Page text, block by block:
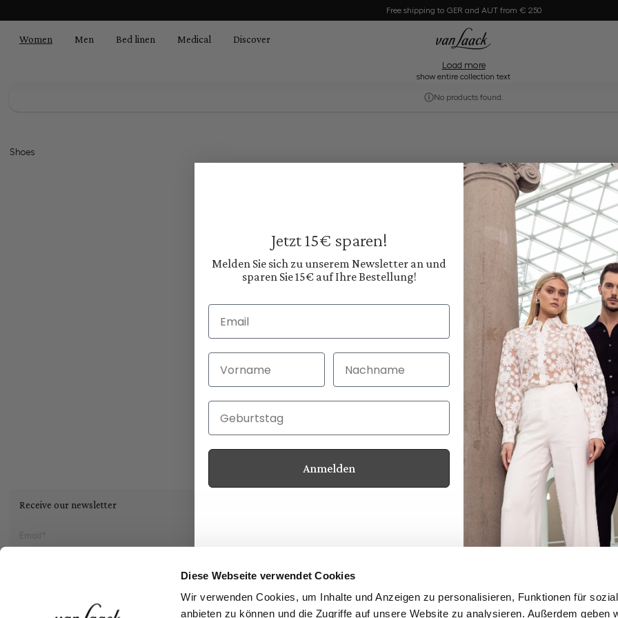
Diese Webseite verwendet Cookies
Wir verwenden Cookies, um Inhalte und Anzeigen zu personalisieren, Funktionen für
anbieten zu können und die Zugriffe auf unsere Website zu analysieren. Außerdem geben
Free shipping to GER and AUT from € 250
Women Men Bed linen Medical Discover
Shoes
From the classic for the office to the comfortable women's sneaker for leisure | Find your new
Load more
show entire collection text
No products found.
Shoes
Receive our newsletter Customer service
Newsletter
Dealer Login
Jetzt 15€ sparen!
Melden Sie sich zu unserem Newsletter an und
sparen Sie 15€ auf Ihre Bestellung!
Email
Vorname Nachname
Geburtstag
Anmelden